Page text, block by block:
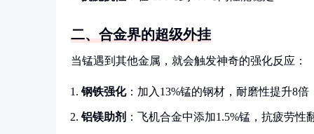
二、合金界的超级外挂
当锰遇到其他金属，就会触发神奇的强化反应：
钢铁强化：加入13%锰的钢材，耐磨性提升8倍
铝镁助剂 ：飞机合金中添加1.5%锰，抗疲劳性